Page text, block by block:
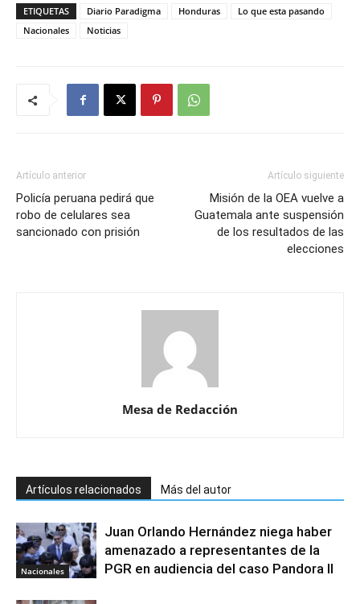
ETIQUETAS Diario Paradigma Honduras
Lo que esta pasando
Nacionales
Noticias
Artículo anterior
Policía peruana pedirá que
robo de celulares sea
sancionado con prisión
Artículo siguiente
Misión de la OEA vuelve a
Guatemala ante suspensión
de los resultados de las
elecciones
Mesa de Redacción
Artículos relacionados Más del autor
Nacionales
Juan Orlando Hernández niega haber
amenazado a representantes de la
PGR en audiencia del caso Pandora II